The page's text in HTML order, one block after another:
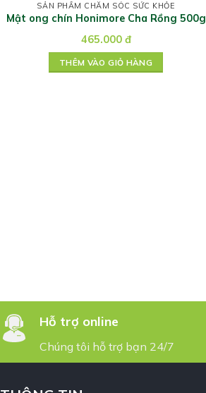
SẢN PHẨM CHĂM SÓC SỨC KHỎE
Mật ong chín Honimore Cha Rồng 500g
465.000 đ
THÊM VÀO GIỎ HÀNG
Hỗ trợ online
Chúng tôi hỗ trợ bạn 24/7